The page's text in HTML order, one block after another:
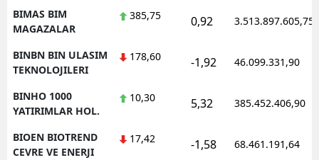
BIMAS BIM
MAGAZALAR
385,75 0,92 3.513.897.605,75
BINBN BIN ULASIM
TEKNOLOJILERI
178,60 -1,92 46.099.331,90
BINHO 1000
YATIRIMLAR HOL.
10,30 5,32 385.452.406,90
BIOEN BIOTREND
CEVRE VE ENERJI
17,42 -1,58 68.461.191,64